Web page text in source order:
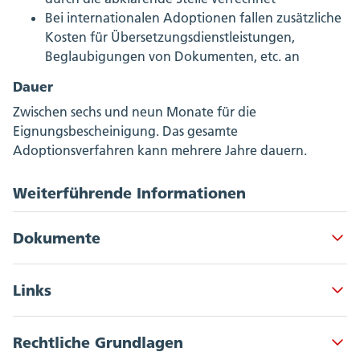
Bei internationalen Adoptionen fallen zusätzliche
Kosten für Übersetzungsdienstleistungen,
Beglaubigungen von Dokumenten, etc. an
Dauer
Zwischen sechs und neun Monate für die
Eignungsbescheinigung. Das gesamte
Adoptionsverfahren kann mehrere Jahre dauern.
Weiterführende Informationen
Dokumente
Akkordeon Button
Ablauf internationale Adoption (Haager
Links
Akkordeon Button
Mehr erfahren zum Thema Adoption
Rechtliche Grundlagen
Akkordeon Button